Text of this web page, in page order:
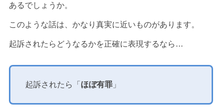
あるでしょうか。
このような話は、かなり真実に近いものがあります。
起訴されたらどうなるかを正確に表現するなら…
起訴されたら「 ほぼ有罪」